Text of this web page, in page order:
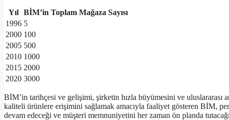
Yıl BİM’in Toplam Mağaza Sayısı
1996 5
2000 100
2005 500
2010 1000
2015 2000
2020 3000
BİM’in tarihçesi ve gelişimi, şirketin hızla büyümesini ve uluslararası
kaliteli ürünlere erişimini sağlamak amacıyla faaliyet gösteren BİM,
devam edeceği ve müşteri memnuniyetini her zaman ön planda